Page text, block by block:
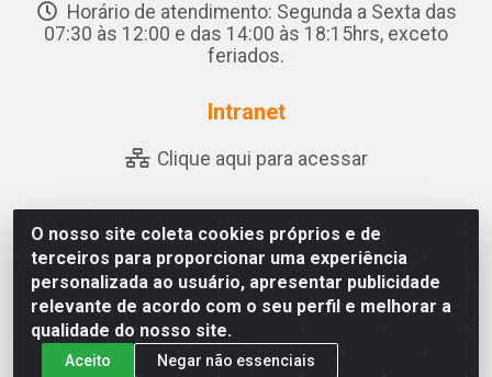
O nosso site coleta cookies próprios e de
terceiros para proporcionar uma experiência
personalizada ao usuário, apresentar publicidade
relevante de acordo com o seu perfil e melhorar a
qualidade do nosso site.
Aceito Negar não essenciais
Horário de atendimento: Segunda a Sexta das
07:30 às 12:00 e das 14:00 às 18:15hrs, exceto
feriados.
Intranet
Clique aqui para acessar
Abreu & Silva - Rua Padre Jose de Souza Leite, 265 - Ariado,
Olho D'Água das Flores/AL - CEP 57.442-000 - CNPJ
04.790.656/0001-06